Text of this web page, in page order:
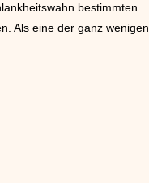
bestimmten
Als eine der ganz wenigen